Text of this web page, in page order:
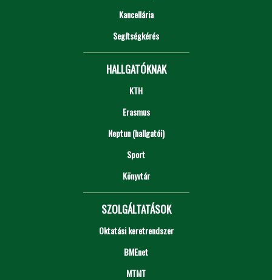
Kancellária
Segítségkérés
HALLGATÓKNAK
KTH
Erasmus
Neptun (hallgatói)
Sport
Könyvtár
SZOLGÁLTATÁSOK
Oktatási keretrendszer
BMEnet
MTMT